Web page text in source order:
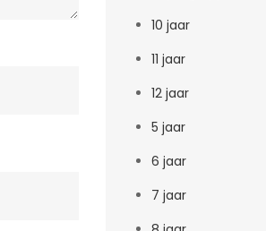
10 jaar
11 jaar
12 jaar
5 jaar
6 jaar
7 jaar